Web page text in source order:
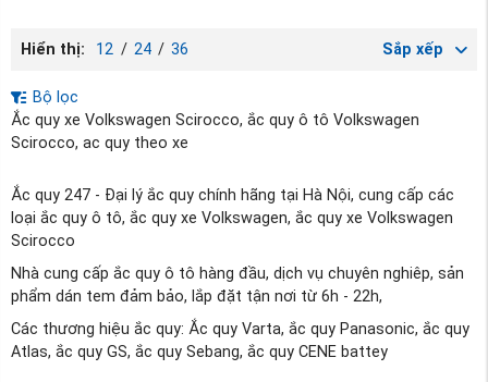
Hiển thị: 12 / 24 / 36 Sắp xếp
Bộ lọc
Ắc quy xe Volkswagen Scirocco, ắc quy ô tô Volkswagen
Scirocco, ac quy theo xe
Ắc quy 247 - Đại lý ắc quy chính hãng tại Hà Nội, cung cấp các
loại ắc quy ô tô, ắc quy xe Volkswagen, ắc quy xe Volkswagen
Scirocco
Nhà cung cấp ắc quy ô tô hàng đầu, dịch vụ chuyên nghiêp, sản
phẩm dán tem đảm bảo, lắp đặt tận nơi từ 6h - 22h,
Các thương hiệu ắc quy: Ắc quy Varta, ắc quy Panasonic, ắc quy
Atlas, ắc quy GS, ắc quy Sebang, ắc quy CENE battey